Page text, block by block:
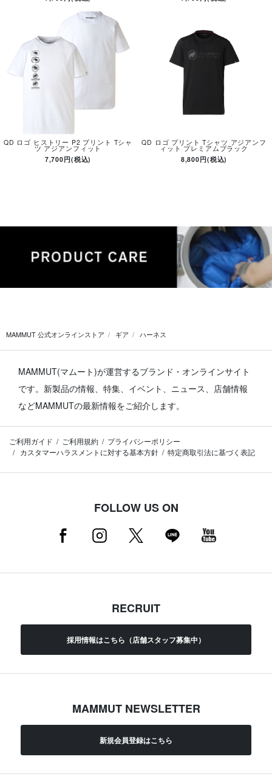
QD ロゴ ヒストリー P2 プリント Tシャ
ツ アジアンフィット
7,700円(税込)
QD ロゴ プリント Tシャツ アジアンフ
ィット プレミアムブラック
8,800円(税込)
MAMMUT 公式オンラインストア ギア ハーネス
MAMMUT(マムート)が運営するブランド・オンラインサイト
です。 新製品の情報、特集、イベント、ニュース、店舗情報
などMAMMUTの最新情報をご紹介します。
ご利用ガイド ご利用規約
プライバシーポリシー
カスタマーハラスメントに対する基本方針
特定商取引法に基づく表記
FOLLOW US ON
RECRUIT
採用情報はこちら（店舗スタッフ募集中）
MAMMUT NEWSLETTER
新規会員登録はこちら